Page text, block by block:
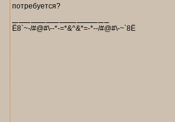
потребуется?
Ё8`~-/#@#\--*-=*&^&*=-*--/#@#\-~`8Ё